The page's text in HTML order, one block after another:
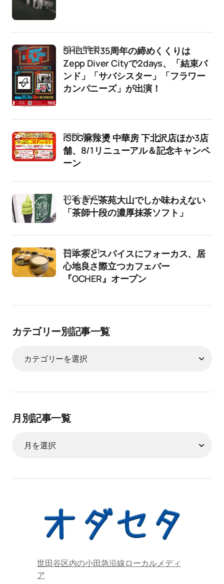
SHELTER35周年の締めくくりは
Zepp Diver Cityで2days、「結束バ
ンド」「サバシスター」「フラワー
カンパニーズ」が出演！
2026-07-31
iSDG麻辣燙 中華房 下北沢店ほか3店
舗、8/1リニューアル＆記念キャンペ
ーン
2026-07-31
しもきた茶苑大山でしか味わえない
「茶師十段の濃厚抹茶ソフト」
2026-07-31
日本茶とスパイスにフォーカス、居
心地良さ際立つカフェバー
『OCHER』オープン
2026-07-31
カテゴリー別記事一覧
月別記事一覧
世田谷区内の小田急沿線ローカルメディ
ア